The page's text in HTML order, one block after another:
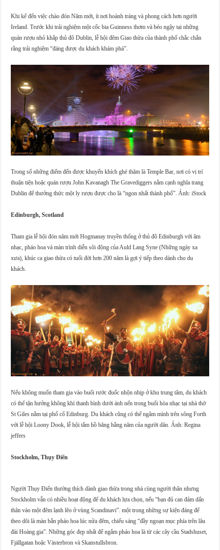
Khi kể đến việc chào đón Năm mới, ít nơi hoành tráng và phong cách hơn người
Ireland. Trước khi trải nghiệm một cốc bia Guinness thơm và béo ngậy tại những
quán rượu nhỏ khắp thủ đô Dublin, lễ hội đêm Giao thừa của thành phố chắc chắn
rằng trải nghiệm “đáng được du khách khám phá”.
Trong số những điểm đến được khuyến khích ghé thăm là Temple Bar, nơi có vị trí
thuận tiện hoặc quán rượu John Kavanagh The Gravediggers nằm cạnh nghĩa trang
Dublin để thưởng thức một ly rượu được cho là “ngon nhất thành phố”. Ảnh: iStock
Edinburgh, Scotland
Tham gia lễ hội đón năm mới Hogmanay truyền thống ở thủ đô Edinburgh với âm
nhạc, pháo hoa và màn trình diễn sôi động của Auld Lang Syne (Những ngày xa
xưa), khúc ca giao thừa có tuổi đời hơn 200 năm là gợi ý tiếp theo dành cho du
khách.
Nếu không muốn tham gia vào buổi rước đuốc nhộn nhịp ở khu trung tâm, du khách
có thể tận hưởng không khí thanh bình dưới ánh nến trong buổi hòa nhạc tại nhà thờ
St Giles nằm tại phố cổ Edinburg. Du khách cũng có thể ngâm mình trên sông Forth
với lễ hội Loony Dook, lễ hội tắm hồ băng hằng năm của người dân. Ảnh: Regina
jeffers
Stockholm, Thụy Điển
Người Thụy Điển thường thích dành giao thừa trong nhà cùng người thân nhưng
Stockholm vẫn có nhiều hoạt động để du khách lựa chọn, nếu “bạn đủ can đảm dấn
thân vào một đêm lạnh lẽo ở vùng Scandinavi”. một trong những sự kiện đáng để
theo dõi là màn bắn pháo hoa lúc nửa đêm, chiếu sáng “đầy ngoạn mục phía trên lâu
đài Hoàng gia”. Những góc đẹp nhất để ngắm pháo hoa là từ các cây cầu Stadshuset,
Fjällgatan hoặc Västerbron và Skanstullsbron.